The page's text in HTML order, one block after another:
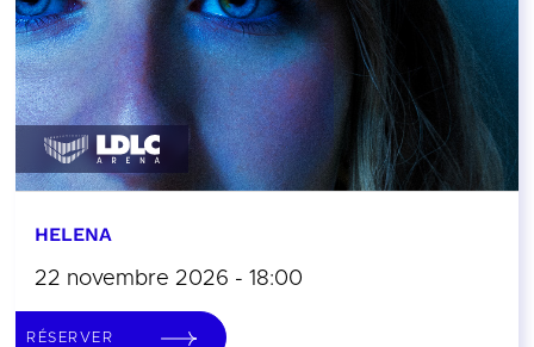
HELENA
22 novembre 2026 - 18:00
RÉSERVER